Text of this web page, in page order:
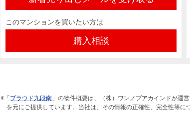
このマンションを買いたい方は
購入相談
※「 プラウド九段南 」の物件概要は、（株）ワンノブアカインドが運
を元にご提供しています。当社は、その情報の正確性、完全性等に